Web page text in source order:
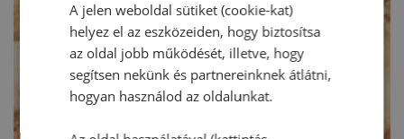
A jelen weboldal sütiket (cookie-kat)
helyez el az eszközeiden, hogy biztosítsa
az oldal jobb működését, illetve, hogy
segítsen nekünk és partnereinknek átlátni,
hogyan használod az oldalunkat.